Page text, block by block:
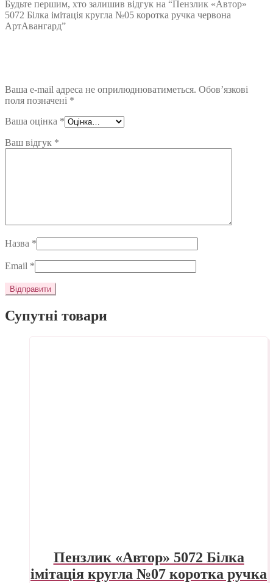
Будьте першим, хто залишив відгук на “Пензлик «Автор»
5072 Білка імітація кругла №05 коротка ручка червона
АртАвангард”
Ваша e-mail адреса не оприлюднюватиметься. Обов’язкові
поля позначені *
Ваша оцінка *
Ваш відгук *
Назва *
Email *
Супутні товари
Пензлик «Автор» 5072 Білка
імітація кругла №07 коротка ручка